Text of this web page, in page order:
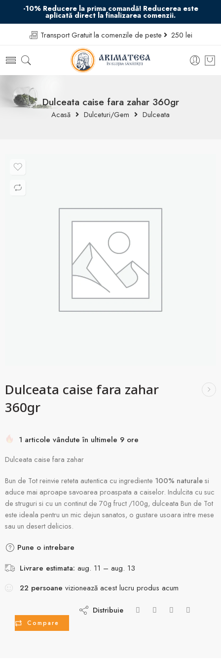
-10% Reducere la prima comandă! Reducerea este
aplicată direct la finalizarea comenzii.
Transport Gratuit la comenzile de peste 250 lei
Dulceata caise fara zahar 360gr
Acasă Dulceturi/Gem Dulceata
Dulceata caise fara zahar
360gr
1 articole vândute în ultimele 9 ore
Dulceata caise fara zahar
Bun de Tot reinvie reteta autentica cu ingrediente 100% naturalesi
aduce mai aproape savoarea proaspata a caiselor. Indulcita cu suc
de struguri si cu un continut de 70g fruct /100g, dulceata Bun de Tot
este ideala pentru un mic dejun sanatos, o gustare usoara intre mese
sau un desert delicios.
Pune o intrebare
Livrare estimata: aug. 11 – aug. 13
22 persoane vizionează acest lucru produs acum
Compare
Distribuie